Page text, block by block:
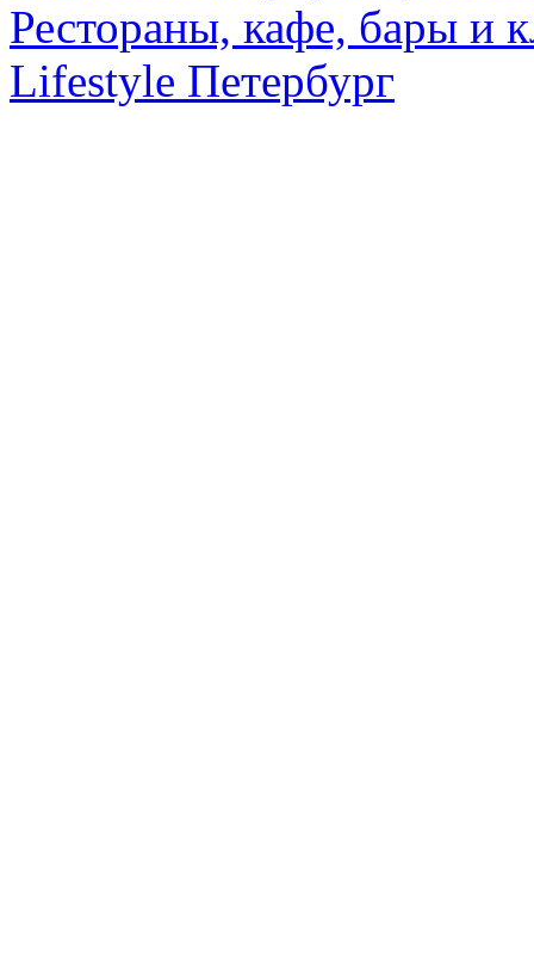
Рестораны, кафе, бары и
Lifestyle Петербург